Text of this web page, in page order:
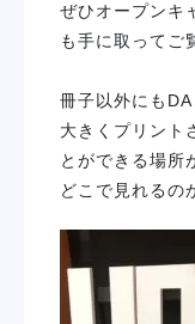
ぜひオープンキ
も手に取ってご
冊子以外にも
大きくプリント
とができる場所
どこで見れるの